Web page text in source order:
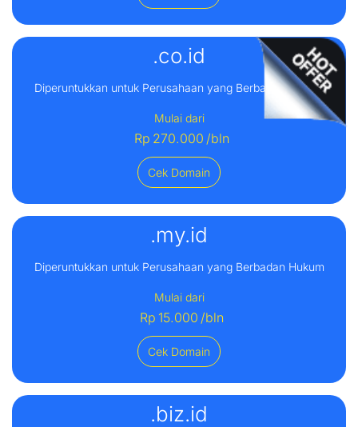
.co.id
Diperuntukkan untuk Perusahaan yang Berbadan Hukum
Mulai dari
Rp 270.000 /bln
Cek Domain
.my.id
Diperuntukkan untuk Perusahaan yang Berbadan Hukum
Mulai dari
Rp 15.000 /bln
Cek Domain
.biz.id